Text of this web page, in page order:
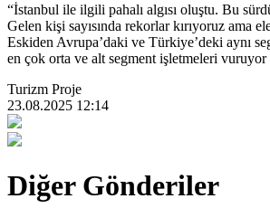
“İstanbul ile ilgili pahalı algısı oluştu. Bu
Gelen kişi sayısında rekorlar kırıyoruz ama
Eskiden Avrupa’daki ve Türkiye’deki aynı
en çok orta ve alt segment işletmeleri
Turizm Proje
23.08.2025 12:14
Diğer Gönderiler